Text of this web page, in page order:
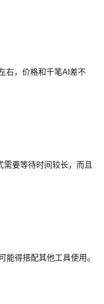
右，价格和千笔AI差不
要等待时间较长，而且
得搭配其他工具使用。